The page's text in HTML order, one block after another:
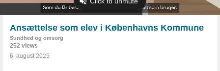
Ansættelse som elev i Københavns Kommune
Sundhed og omsorg
252 views
6. august 2025